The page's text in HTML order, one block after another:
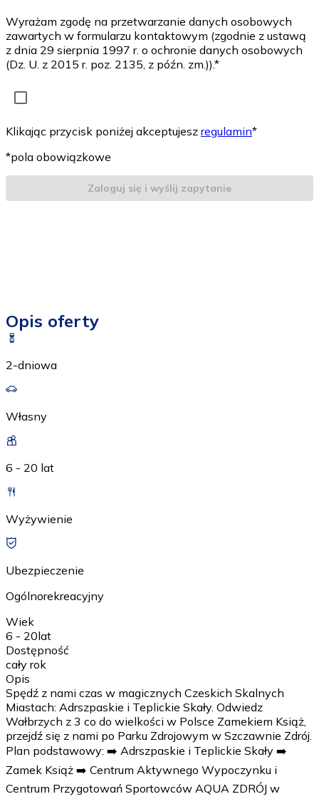
Wyrażam zgodę na przetwarzanie danych osobowych
zawartych w formularzu kontaktowym (zgodnie z ustawą
z dnia 29 sierpnia 1997 r. o ochronie danych osobowych
(Dz. U. z 2015 r. poz. 2135, z późn. zm.)).*
Klikając przycisk poniżej akceptujesz regulamin*
*pola obowiązkowe
Zaloguj się i wyślij zapytanie
Opis oferty
2-dniowa
Własny
6 - 20 lat
Wyżywienie
Ubezpieczenie
Ogólnorekreacyjny
Wiek
6 - 20lat
Dostępność
cały rok
Opis
Spędź z nami czas w magicznych Czeskich Skalnych
Miastach: Adrszpaskie i Teplickie Skały. Odwiedz
Wałbrzych z 3 co do wielkości w Polsce Zamekiem Książ,
przejdź się z nami po Parku Zdrojowym w Szczawnie Zdrój.
Plan podstawowy: ➡️ Adrszpaskie i Teplickie Skały ➡️
Zamek Książ ➡️ Centrum Aktywnego Wypoczynku i
Centrum Przygotowań Sportowców AQUA ZDRÓJ w